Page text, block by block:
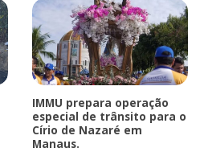
IMMU prepara operação
especial de trânsito para o
Círio de Nazaré em
Manaus.